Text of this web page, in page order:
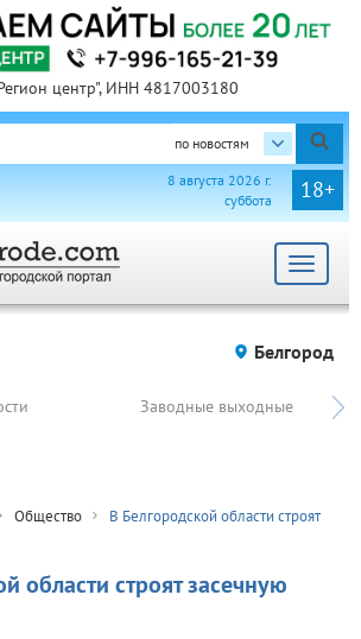
центр", ИНН 4817003180
по новостям
18+
8 августа 2026 г.
суббота
Toggle
Белгород
Заводные выходные
Общество
В Белгородской области строят
области строят засечную